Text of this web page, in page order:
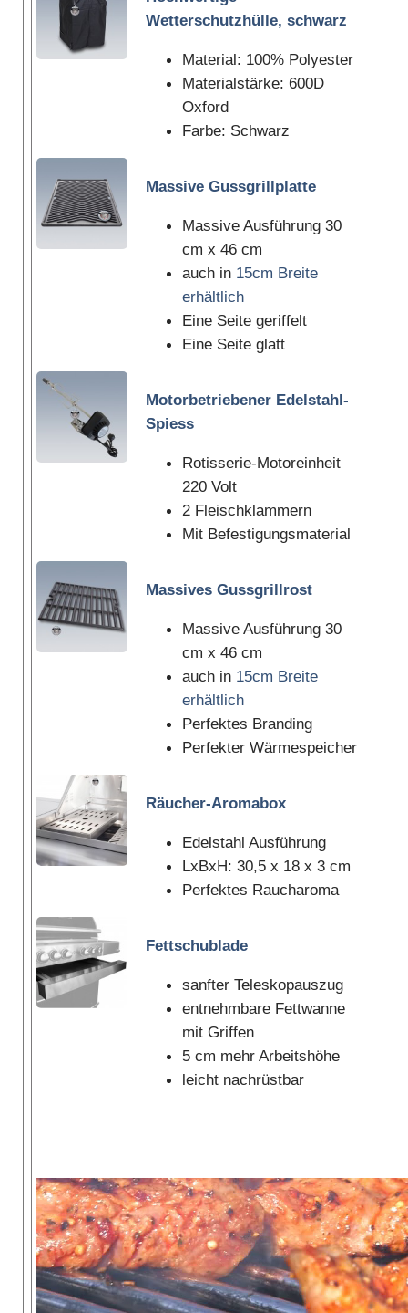
Wetterschutzhülle, schwarz
Material: 100% Polyester
Materialstärke: 600D
Oxford
Farbe: Schwarz
Massive Gussgrillplatte
Massive Ausführung 30
cm x 46 cm
auch in 15cm Breite
erhältlich
Eine Seite geriffelt
Eine Seite glatt
Motorbetriebener Edelstahl-
Spiess
Rotisserie-Motoreinheit
220 Volt
2 Fleischklammern
Mit Befestigungsmaterial
Massives Gussgrillrost
Massive Ausführung 30
cm x 46 cm
auch in 15cm Breite
erhältlich
Perfektes Branding
Perfekter Wärmespeicher
Räucher-Aromabox
Edelstahl Ausführung
LxBxH: 30,5 x 18 x 3 cm
Perfektes Raucharoma
Fettschublade
sanfter Teleskopauszug
entnehmbare Fettwanne
mit Griffen
5 cm mehr Arbeitshöhe
leicht nachrüstbar